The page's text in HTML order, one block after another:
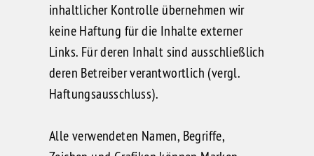
inhaltlicher Kontrolle übernehmen wir
keine Haftung für die Inhalte externer
Links. Für deren Inhalt sind ausschließlich
deren Betreiber verantwortlich (vergl.
Haftungsausschluss).
Alle verwendeten Namen, Begriffe,